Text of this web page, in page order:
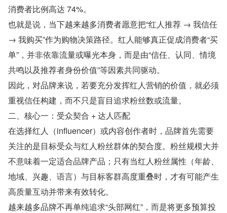
消费者比例高达 74%。
也就是说，当下越来越多消费者愿意把“红人推荐 → 我信任
→ 我购买”作为购物决策路径。红人能够真正促成消费者“买
单”，并非依靠流量或曝光本身，而是由“信任、认同、情境
共鸣以及推荐者身份价值”等因素共同驱动。
因此，对品牌来说，若要充分发挥红人营销的价值，就必须
重视信任构建，而不只是盲目追求粉丝数或流量。
二、核心一：受众契合 + 达人匹配
在选择红人（influencer）或内容创作者时，品牌首先需要
关注的是目标受众与红人粉丝群体的契合度。粉丝规模大并
不意味着一定适合品牌产品；只有当红人粉丝属性（年龄、
地域、兴趣、语言）与目标客群高度重叠时，才有可能产生
高质量互动并带来有效转化。
越来越多品牌不再单纯追求“头部网红”，而是将更多预算投